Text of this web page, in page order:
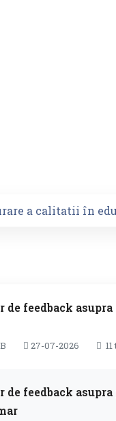
a calitatii în
feedback
27-07-2026
feedback